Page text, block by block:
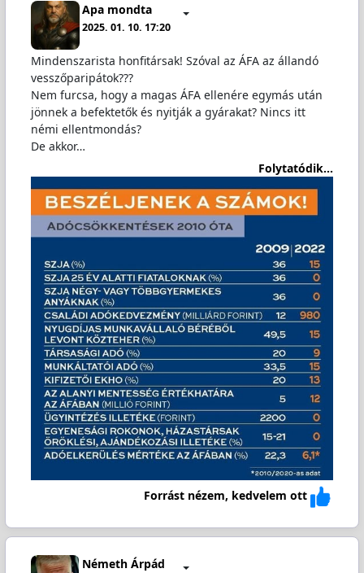
Apa mondta
2025. 01. 10. 17:20
Mindenszarista honfitársak! Szóval az ÁFA az állandó
vesszőparipátok???
Nem furcsa, hogy a magas ÁFA ellenére egymás után
jönnek a befektetők és nyitják a gyárakat? Nincs itt
némi ellentmondás?
De akkor…
Folytatódik...
Forrást nézem, kedvelem ott
Németh Árpád